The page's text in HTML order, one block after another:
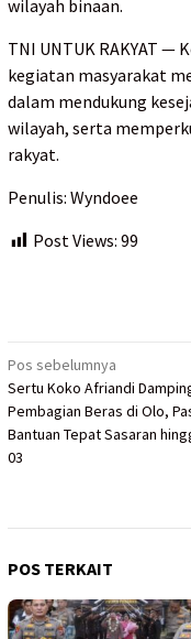
wilayah binaan.
TNI UNTUK RAKYAT —
kegiatan masyarakat
dalam mendukung
wilayah, serta
rakyat.
Penulis: Wyndoee
Post Views: 99
Navigasi
pos
Pos sebelumnya
Sertu Koko Afriandi
Pembagian Beras di Olo,
Bantuan Tepat Sasaran
03
POS TERKAIT